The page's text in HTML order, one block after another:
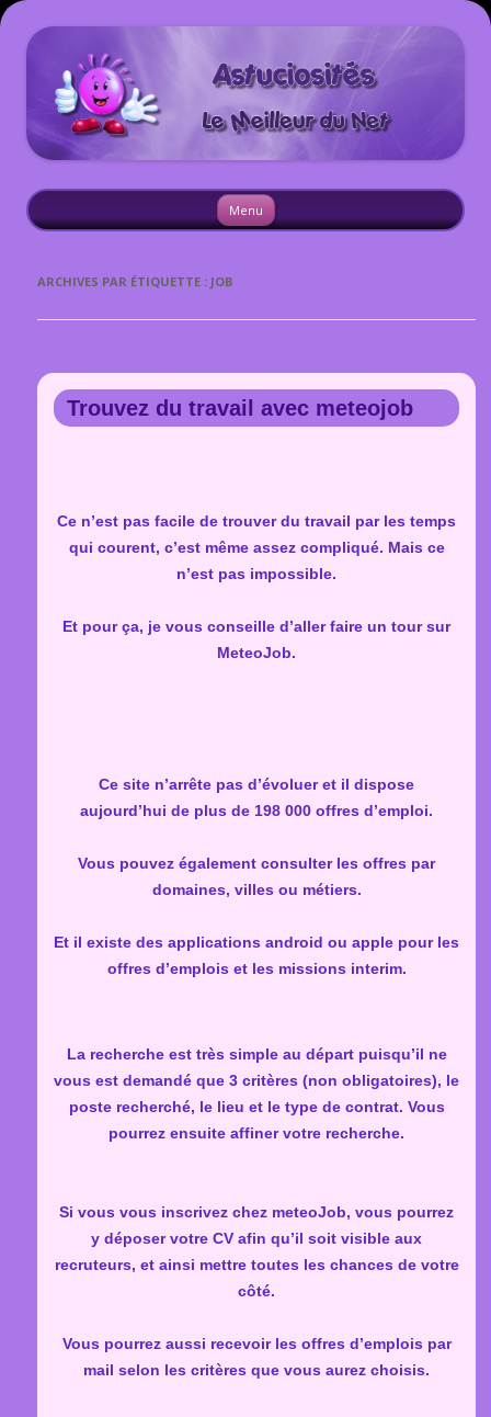
Menu
Aller
au
contenu
ARCHIVES PAR ÉTIQUETTE : JOB
Trouvez du travail avec meteojob
Ce n’est pas facile de trouver du travail par les temps
qui courent, c’est même assez compliqué. Mais ce
n’est pas impossible.
Et pour ça, je vous conseille d’aller faire un tour sur
MeteoJob.
Ce site n’arrête pas d’évoluer et il dispose
aujourd’hui de plus de 198 000 offres d’emploi.
Vous pouvez également consulter les offres par
domaines, villes ou métiers.
Et il existe des applications android ou apple pour les
offres d’emplois et les missions interim.
La recherche est très simple au départ puisqu’il ne
vous est demandé que 3 critères (non obligatoires), le
poste recherché, le lieu et le type de contrat. Vous
pourrez ensuite affiner votre recherche.
Si vous vous inscrivez chez meteoJob, vous pourrez
y déposer votre CV afin qu’il soit visible aux
recruteurs, et ainsi mettre toutes les chances de votre
côté.
Vous pourrez aussi recevoir les offres d’emplois par
mail selon les critères que vous aurez choisis.